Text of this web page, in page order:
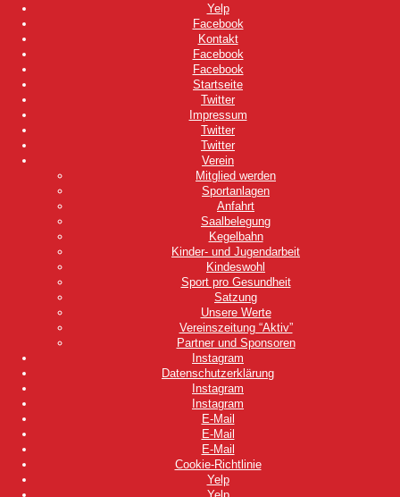
Yelp
Facebook
Kontakt
Facebook
Facebook
Startseite
Twitter
Impressum
Twitter
Twitter
Verein
Mitglied werden
Sportanlagen
Anfahrt
Saalbelegung
Kegelbahn
Kinder- und Jugendarbeit
Kindeswohl
Sport pro Gesundheit
Satzung
Unsere Werte
Vereinszeitung “Aktiv”
Partner und Sponsoren
Instagram
Datenschutzerklärung
Instagram
Instagram
E-Mail
E-Mail
E-Mail
Cookie-Richtlinie
Yelp